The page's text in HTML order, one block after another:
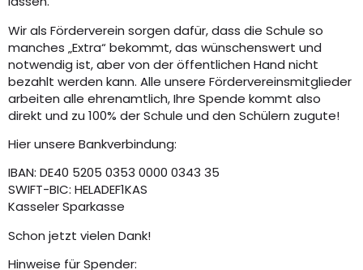
Wir als Förderverein sorgen dafür, dass die Schule so
manches „Extra“ bekommt, das wünschenswert und
notwendig ist, aber von der öffentlichen Hand nicht
bezahlt werden kann. Alle unsere Fördervereinsmitglieder
arbeiten alle ehrenamtlich, Ihre Spende kommt also
direkt und zu 100% der Schule und den Schülern zugute!
Hier unsere Bankverbindung:
IBAN: DE40 5205 0353 0000 0343 35
SWIFT-BIC: HELADEF1KAS
Kasseler Sparkasse
Schon jetzt vielen Dank!
Hinweise für Spender: